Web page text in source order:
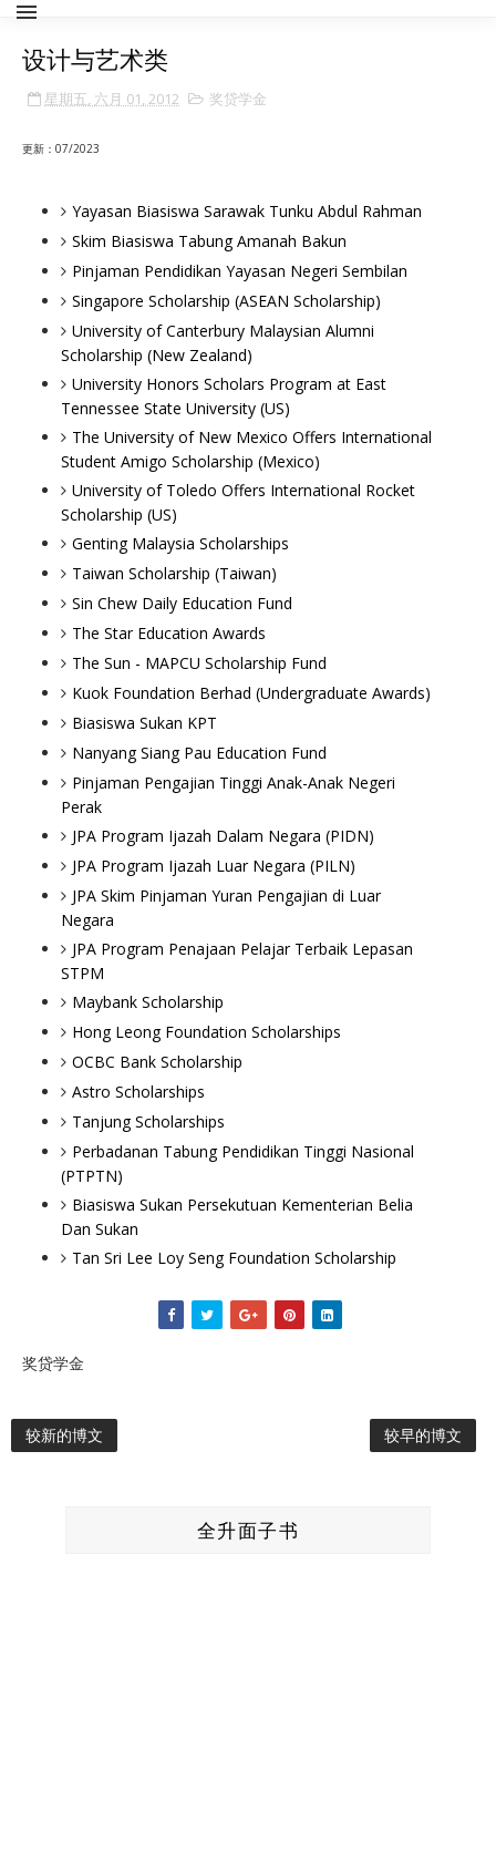
设计与艺术类
星期五, 六月 01, 2012 奖贷学金
更新：07/2023
Yayasan Biasiswa Sarawak Tunku Abdul Rahman
Skim Biasiswa Tabung Amanah Bakun
Pinjaman Pendidikan Yayasan Negeri Sembilan
Singapore Scholarship (ASEAN Scholarship)
University of Canterbury Malaysian Alumni
Scholarship (New Zealand)
University Honors Scholars Program at East
Tennessee State University (US)
The University of New Mexico Offers International
Student Amigo Scholarship (Mexico)
University of Toledo Offers International Rocket
Scholarship (US)
Genting Malaysia Scholarships
Taiwan Scholarship (Taiwan)
Sin Chew Daily Education Fund
The Star Education Awards
The Sun - MAPCU Scholarship Fund
Kuok Foundation Berhad (Undergraduate Awards)
Biasiswa Sukan KPT
Nanyang Siang Pau Education Fund
Pinjaman Pengajian Tinggi Anak-Anak Negeri
Perak
JPA Program Ijazah Dalam Negara (PIDN)
JPA Program Ijazah Luar Negara (PILN)
JPA Skim Pinjaman Yuran Pengajian di Luar
Negara
JPA Program Penajaan Pelajar Terbaik Lepasan
STPM
Maybank Scholarship
Hong Leong Foundation Scholarships
OCBC Bank Scholarship
Astro Scholarships
Tanjung Scholarships
Perbadanan Tabung Pendidikan Tinggi Nasional
(PTPTN)
Biasiswa Sukan Persekutuan Kementerian Belia
Dan Sukan
Tan Sri Lee Loy Seng Foundation Scholarship
奖贷学金
较新的博文 较早的博文
全升面子书